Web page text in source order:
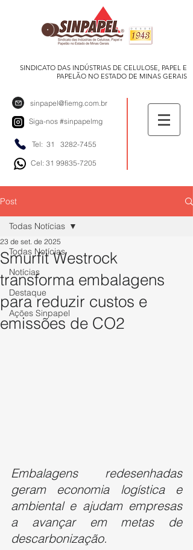
SINDICATO DAS INDÚSTRIAS DE CELULOSE, PAPEL E
PAPELÃO NO ESTADO DE MINAS GERAIS
sinpapel@fiemg.com.br
Siga-nos #sinpapelmg
Tel: 31 3282-7455
Cel: 31 99835-7205
Post
Todas Notícias
Notícias
Destaque
Ações Sinpapel
Todas Notícias
Smurfit Westrock
transforma embalagens
para reduzir custos e
emissões de CO2
23 de set. de 2025
Embalagens redesenhadas
geram economia logística e
ambiental e ajudam empresas
a avançar em metas de
descarbonização.